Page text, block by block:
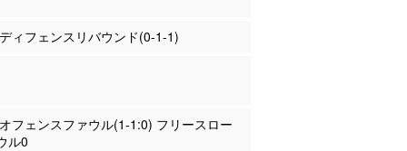
ィフェンスリバウンド(0-1-1)
フェンスファウル(1-1:0) フリースロー
ル0